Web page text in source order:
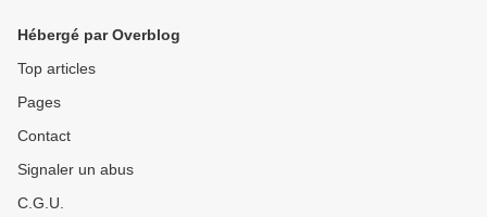
Hébergé par Overblog
Top articles
Pages
Contact
Signaler un abus
C.G.U.